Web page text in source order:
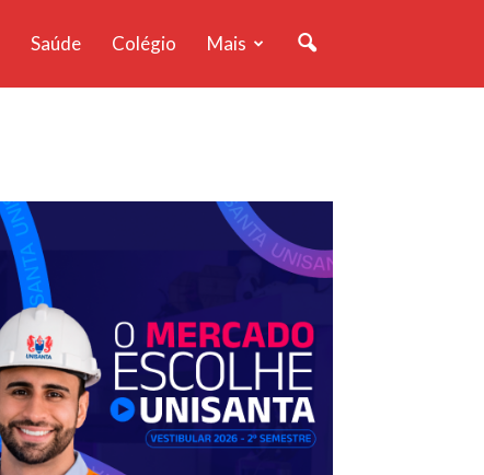
Saúde Colégio Mais